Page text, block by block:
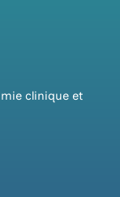
clinique et